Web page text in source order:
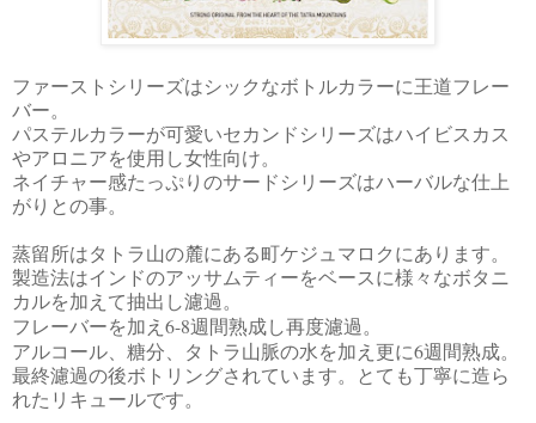
ファーストシリーズはシックなボトルカラーに王道フレー
バー。
パステルカラーが可愛いセカンドシリーズはハイビスカス
やアロニアを使用し女性向け。
ネイチャー感たっぷりのサードシリーズはハーバルな仕上
がりとの事。
蒸留所はタトラ山の麓にある町ケジュマロクにあります。
製造法はインドのアッサムティーをベースに様々なボタニ
カルを加えて抽出し濾過。
フレーバーを加え 6-8週間熟成し再度濾過。
アルコール、糖分、タトラ山脈の水を加え更に6週間熟成。
最終濾過の後ボトリングされています。とても丁寧に造ら
れたリキュールです。